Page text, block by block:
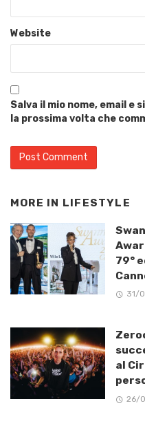
Website
Salva il mio nome, email e
la prossima volta che
MORE IN LIFESTYLE
79°
31/
al
26/